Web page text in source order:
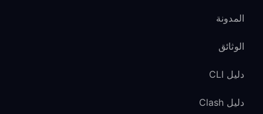
المدونة
الوثائق
دليل CLI
دليل Clash